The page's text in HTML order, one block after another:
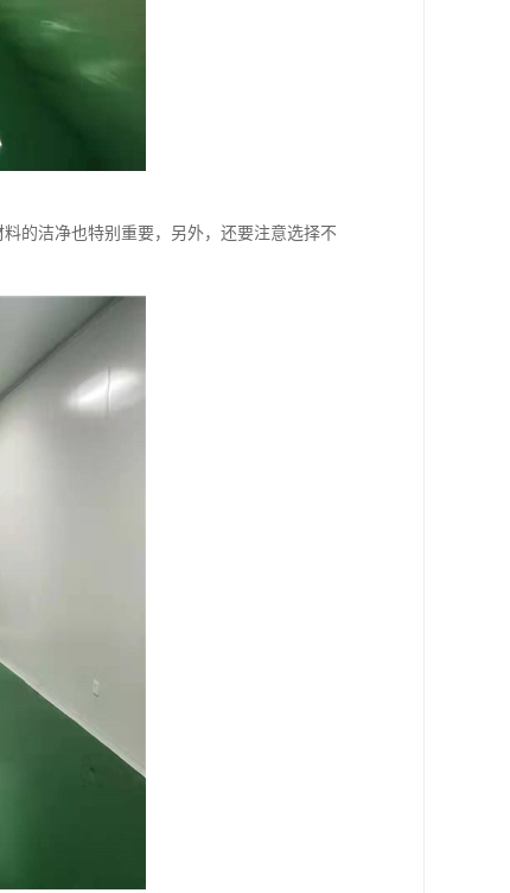
的洁净也特别重要，另外，还要注意选择不